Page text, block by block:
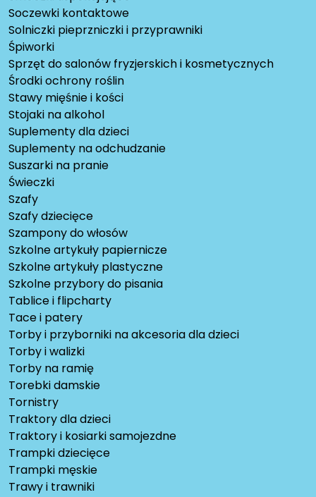
Soczewki kontaktowe
Solniczki pieprzniczki i przyprawniki
Śpiworki
Sprzęt do salonów fryzjerskich i kosmetycznych
Środki ochrony roślin
Stawy mięśnie i kości
Stojaki na alkohol
Suplementy dla dzieci
Suplementy na odchudzanie
Suszarki na pranie
Świeczki
Szafy
Szafy dziecięce
Szampony do włosów
Szkolne artykuły papiernicze
Szkolne artykuły plastyczne
Szkolne przybory do pisania
Tablice i flipcharty
Tace i patery
Torby i przyborniki na akcesoria dla dzieci
Torby i walizki
Torby na ramię
Torebki damskie
Tornistry
Traktory dla dzieci
Traktory i kosiarki samojezdne
Trampki dziecięce
Trampki męskie
Trawy i trawniki